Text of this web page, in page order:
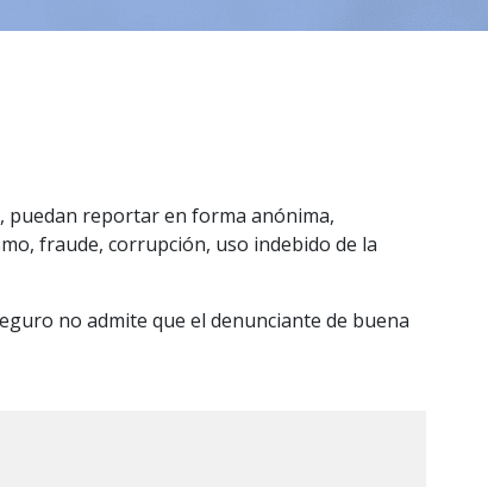
puedan reportar en forma anónima,
fraude, corrupción, uso indebido de la
no admite que el denunciante de buena